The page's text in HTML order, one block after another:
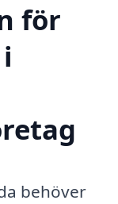
för
behöver